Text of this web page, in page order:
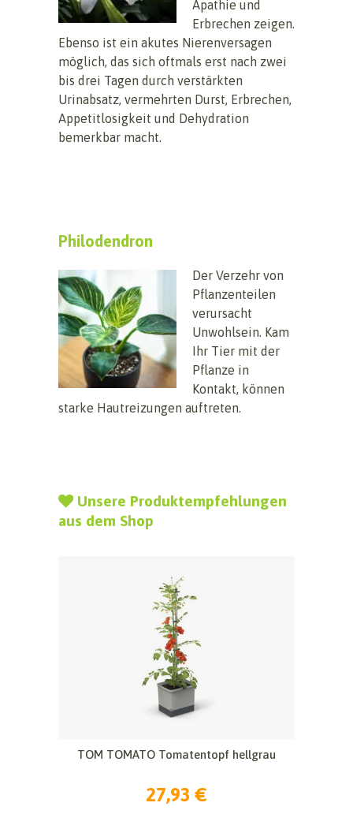
Apathie und
Erbrechen zeigen.
Ebenso ist ein akutes Nierenversagen
möglich, das sich oftmals erst nach zwei
bis drei Tagen durch verstärkten
Urinabsatz, vermehrten Durst, Erbrechen,
Appetitlosigkeit und Dehydration
bemerkbar macht.
Philodendron
Der Verzehr von
Pflanzenteilen
verursacht
Unwohlsein. Kam
Ihr Tier mit der
Pflanze in
Kontakt, können
starke Hautreizungen auftreten.
Unsere Produktempfehlungen
aus dem Shop
TOM TOMATO Tomatentopf hellgrau
27,93 €